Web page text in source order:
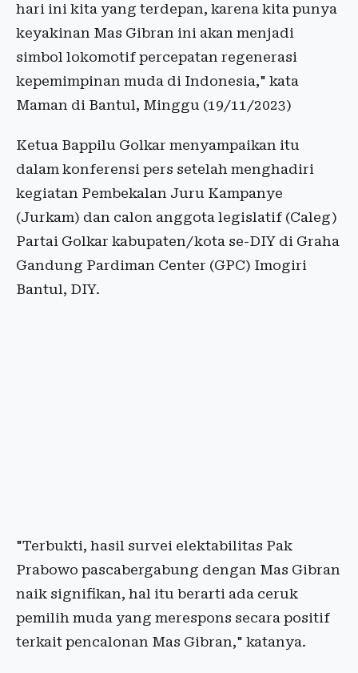
hari ini kita yang terdepan, karena kita punya
keyakinan Mas Gibran ini akan menjadi
simbol lokomotif percepatan regenerasi
kepemimpinan muda di Indonesia," kata
Maman di Bantul, Minggu (19/11/2023)
Ketua Bappilu Golkar menyampaikan itu
dalam konferensi pers setelah menghadiri
kegiatan Pembekalan Juru Kampanye
(Jurkam) dan calon anggota legislatif (Caleg)
Partai Golkar kabupaten/kota se-DIY di Graha
Gandung Pardiman Center (GPC) Imogiri
Bantul, DIY.
"Terbukti, hasil survei elektabilitas Pak
Prabowo pascabergabung dengan Mas Gibran
naik signifikan, hal itu berarti ada ceruk
pemilih muda yang merespons secara positif
terkait pencalonan Mas Gibran," katanya.